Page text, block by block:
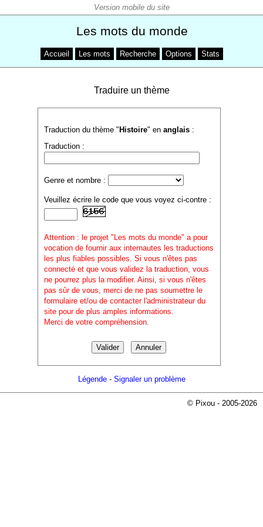
Les mots du monde
Accueil Les mots Recherche Options Stats
Traduire un thème
Traduction du thème " Histoire" en anglais:
Traduction :
Genre et nombre :
Veuillez écrire le code que vous voyez ci-contre :
Attention : le projet "Les mots du monde" a pour
vocation de fournir aux internautes les traductions
les plus fiables possibles. Si vous n'êtes pas
connecté et que vous validez la traduction, vous
ne pourrez plus la modifier. Ainsi, si vous n'êtes
pas sûr de vous, merci de ne pas soumettre le
formulaire et/ou de contacter l'administrateur du
site pour de plus amples informations.
Merci de votre compréhension.
Légende- Signaler un problème
© Pixou - 2005-2026